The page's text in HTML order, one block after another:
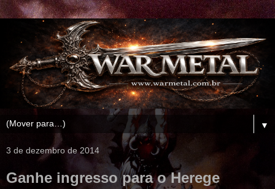
▼
3 de dezembro de 2014
Ganhe ingresso para o Herege